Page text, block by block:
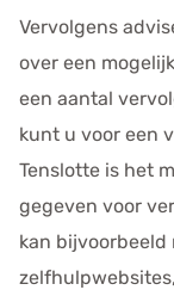
Vervolgens
over een
een aantal
kunt u voor een
Tenslotte is het
gegeven voor
kan bijvoorbeeld